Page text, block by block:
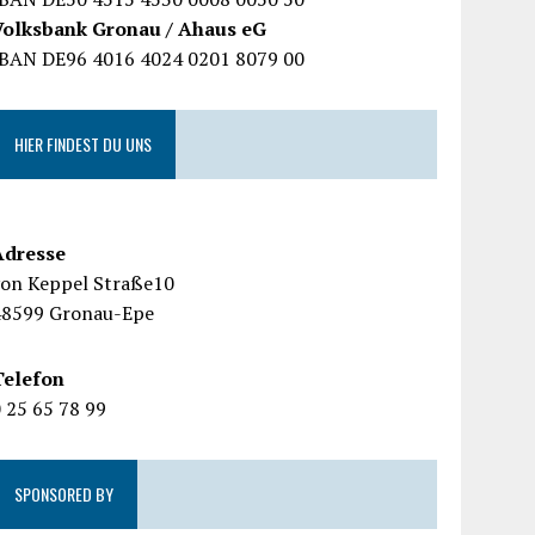
Gronau / Ahaus eG
DE96 4016 4024 0201 8079 00
HIER FINDEST DU UNS
Keppel Straße10
Gronau-Epe
25 65 78 99
SPONSORED BY